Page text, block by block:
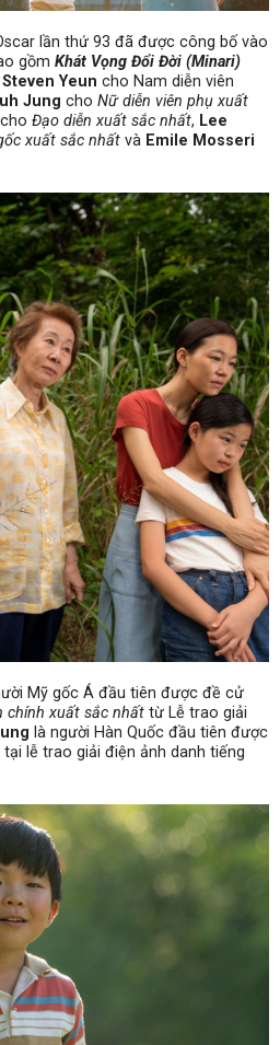
lần thứ 93 đã được công bố vào
gồm Khát Vọng Đổi Đời (Minari)
Steven Yeun cho Nam diễn viên
Jung cho Nữ diễn viên phụ xuất
cho Đạo diễn xuất sắc nhất, Lee
xuất sắc nhất và Emile Mosseri
Mỹ gốc Á đầu tiên được đề cử
chính xuất sắc nhất từ ​​Lễ trao giải
là người Hàn Quốc đầu tiên được
lễ trao giải điện ảnh danh tiếng